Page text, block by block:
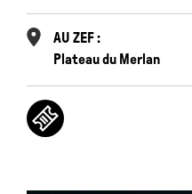
AU ZEF :
Plateau du Merlan